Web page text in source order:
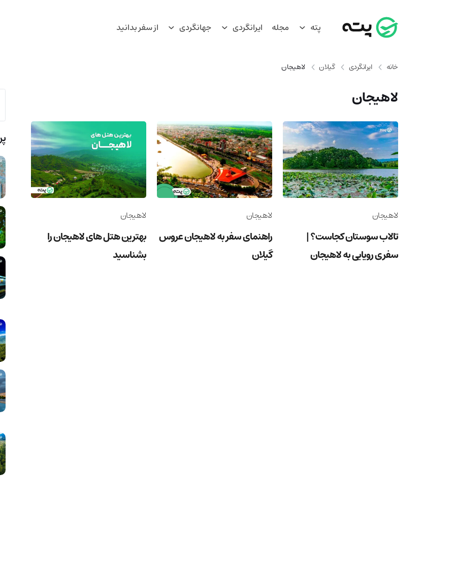
پته مجله ایرانگردی جهانگردی از سفر بدانید
خانه ایرانگردی گیلان لاهیجان
لاهیجان
لاهیجان
تالاب سوستان کجاست؟ |
سفری رویایی به لاهیجان
لاهیجان
راهنمای سفر به لاهیجان عروس
گیلان
لاهیجان
بهترین هتل های لاهیجان را
بشناسید